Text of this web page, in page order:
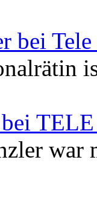
bei
war